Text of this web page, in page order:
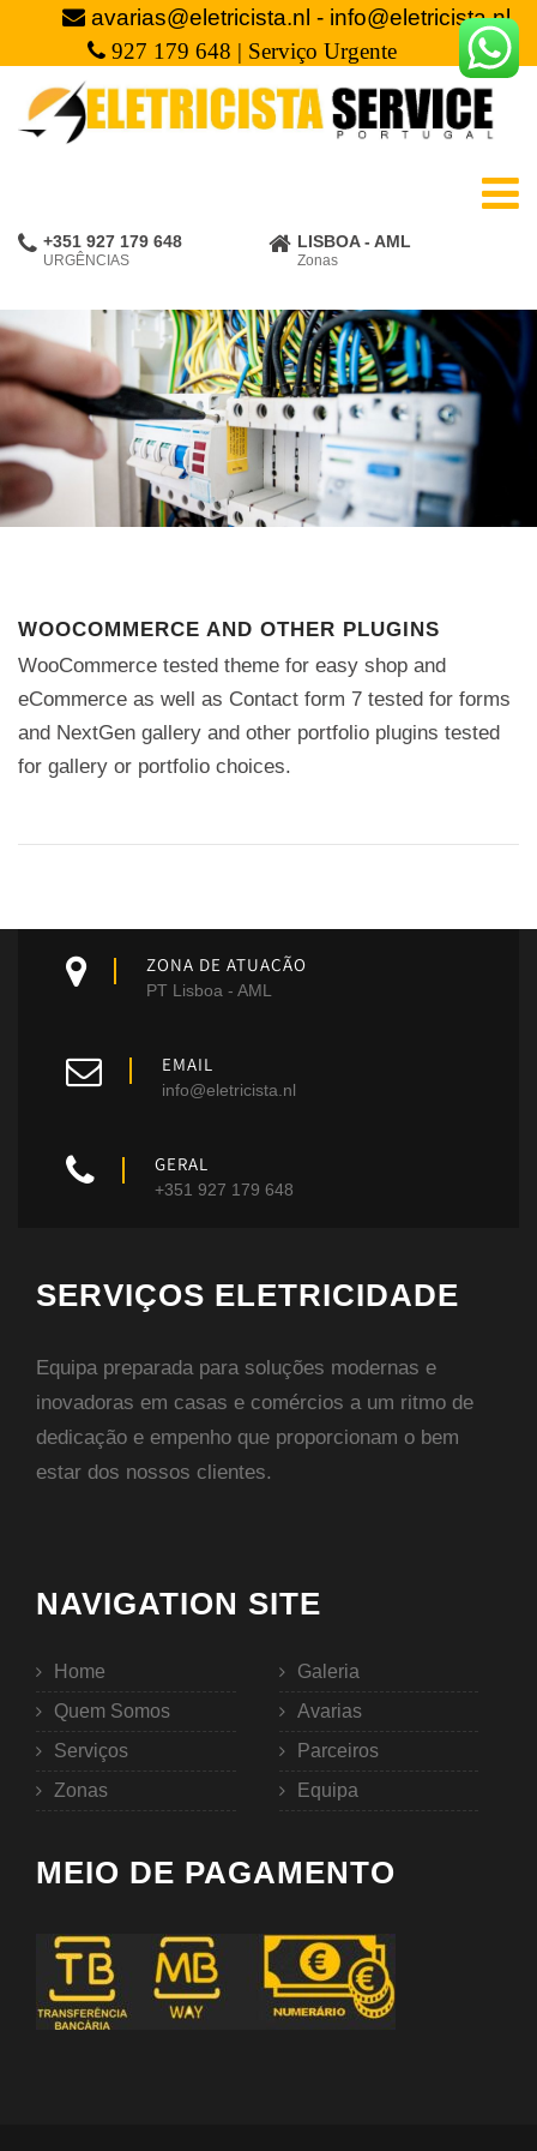
avarias@eletricista.nl - info@eletricista.nl
927 179 648 | Serviço Urgente
+351 927 179 648
URGÊNCIAS
LISBOA - AML
Zonas
WOOCOMMERCE AND OTHER PLUGINS
WooCommerce tested theme for easy shop and
eCommerce as well as Contact form 7 tested for forms
and NextGen gallery and other portfolio plugins tested
for gallery or portfolio choices.
ZONA DE ATUAÇÃO
PT Lisboa - AML
EMAIL
info@eletricista.nl
GERAL
+351 927 179 648
SERVIÇOS ELETRICIDADE
Equipa preparada para soluções modernas e
inovadoras em casas e comércios a um ritmo de
dedicação e empenho que proporcionam o bem
estar dos nossos clientes.
NAVIGATION SITE
Home
Quem Somos
Serviços
Zonas
Galeria
Avarias
Parceiros
Equipa
MEIO DE PAGAMENTO